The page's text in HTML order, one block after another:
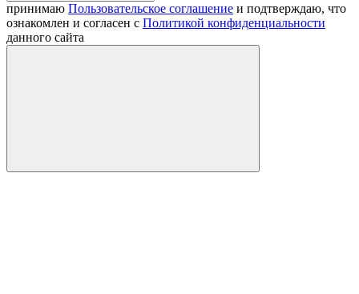
принимаю Пользовательское соглашение и подтверждаю, что
ознакомлен и согласен с Политикой конфиденциальности
данного сайта